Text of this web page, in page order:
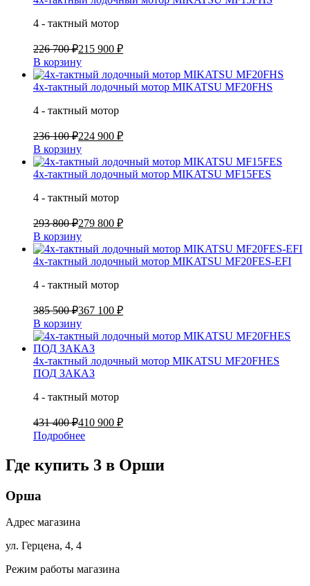
4 - тактный мотор
226 700 ₽215 900 ₽
В корзину
4х-тактный лодочный мотор MIKATSU MF20FHS
4 - тактный мотор
236 100 ₽224 900 ₽
В корзину
4х-тактный лодочный мотор MIKATSU MF15FES
4 - тактный мотор
293 800 ₽279 800 ₽
В корзину
4х-тактный лодочный мотор MIKATSU MF20FES-EFI
4 - тактный мотор
385 500 ₽367 100 ₽
В корзину
4х-тактный лодочный мотор MIKATSU MF20FHES
ПОД ЗАКАЗ
4 - тактный мотор
431 400 ₽410 900 ₽
Подробнее
Где купить 3 в Орши
Орша
Адрес магазина
ул. Герцена, 4, 4
Режим работы магазина